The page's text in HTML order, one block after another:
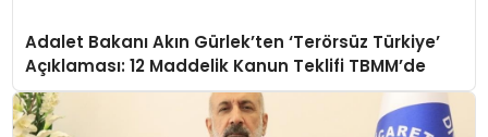
Adalet Bakanı Akın Gürlek’ten ‘Terörsüz Türkiye’
Açıklaması: 12 Maddelik Kanun Teklifi TBMM’de